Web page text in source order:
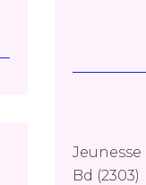
Jeunesse
Bd (2303)